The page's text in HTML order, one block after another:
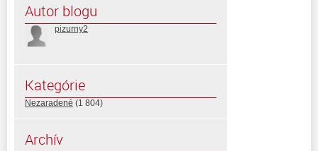
Autor blogu
pizurny2
Kategórie
Nezaradené (1 804)
Archív